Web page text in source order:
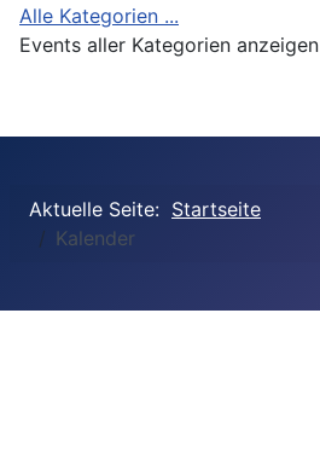
Alle Kategorien ...
Events aller Kategorien anzeigen
Aktuelle Seite: Startseite
Kalender